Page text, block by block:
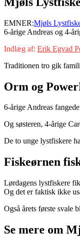
EMNER:Mjøls
6-årige Andreas og 4-
Indlæg af: Erik Egvad
Traditionen tro gik
Orm og
6-årige Andreas
Og søsteren, 4-årige
De to unge lystfiskere
Fiskeørnen
Lørdagens lystfiskere
Og det er faktisk ikke
Også årets første svale
Se mere om